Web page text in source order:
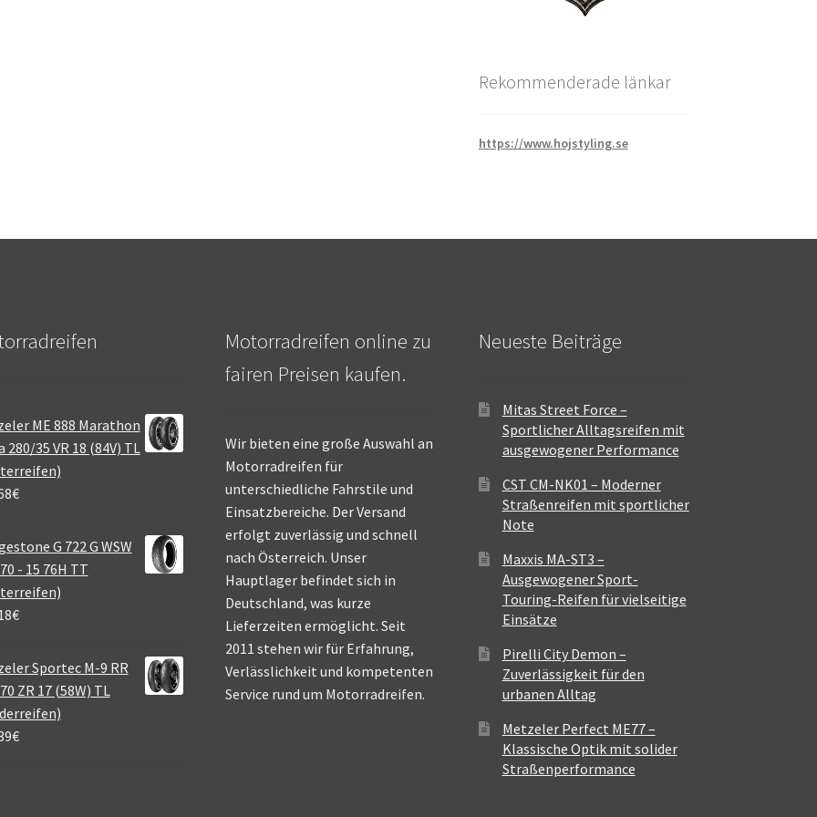
Rekommenderade länkar
https://www.hojstyling.se
ME 888 Marathon
280/35 VR 18 (84V) TL
€
G 722 G WSW
- 15 76H TT
€
Sportec M-9 RR
ZR 17 (58W) TL
€
Motorradreifen online zu
fairen Preisen kaufen.
Wir bieten eine große Auswahl an
Motorradreifen für
unterschiedliche Fahrstile und
Einsatzbereiche. Der Versand
erfolgt zuverlässig und schnell
nach Österreich. Unser
Hauptlager befindet sich in
Deutschland, was kurze
Lieferzeiten ermöglicht. Seit
2011 stehen wir für Erfahrung,
Verlässlichkeit und kompetenten
Service rund um Motorradreifen.
Neueste Beiträge
Mitas Street Force –
Sportlicher Alltagsreifen mit
ausgewogener Performance
CST CM-NK01 – Moderner
Straßenreifen mit sportlicher
Note
Maxxis MA-ST3 –
Ausgewogener Sport-
Touring-Reifen für vielseitige
Einsätze
Pirelli City Demon –
Zuverlässigkeit für den
urbanen Alltag
Metzeler Perfect ME77 –
Klassische Optik mit solider
Straßenperformance